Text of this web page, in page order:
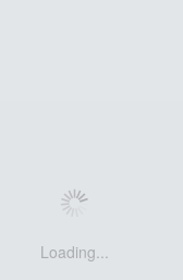
Loading...